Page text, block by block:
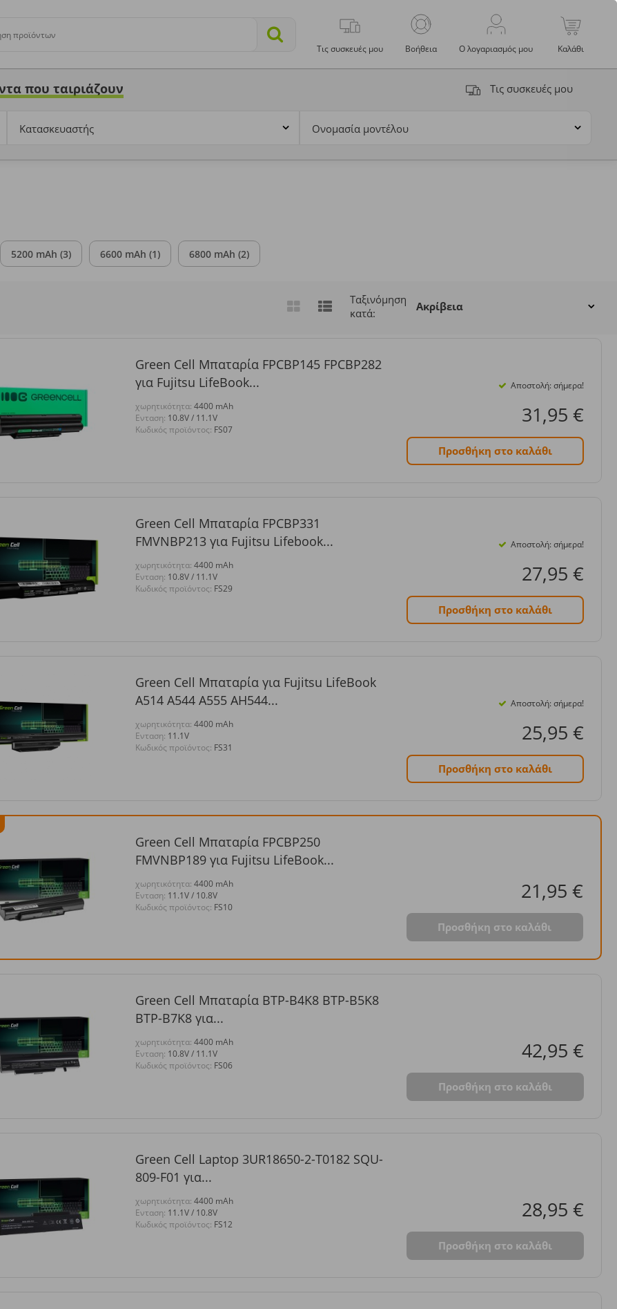
προϊόντων
Τις συσκευές μου
Βοήθεια Ο λογαριασμός μου Καλάθι
που ταιριάζουν Τις συσκευές μου
Κατασκευαστής Ονομασία μοντέλου
5200 mAh (3) 6600 mAh (1) 6800 mAh (2)
Ταξινόμηση
κατά:
Green Cell Μπαταρία FPCBP145 FPCBP282
για Fujitsu LifeBook...
χωρητικότητα: 4400 mAh
Eνταση: 10.8V / 11.1V
Κωδικός προϊόντος: FS07
Αποστολή: σήμερα!
31,95 €
Προσθήκη στο καλάθι
Green Cell Μπαταρία FPCBP331
FMVNBP213 για Fujitsu Lifebook...
χωρητικότητα: 4400 mAh
Eνταση: 10.8V / 11.1V
Κωδικός προϊόντος: FS29
Αποστολή: σήμερα!
27,95 €
Προσθήκη στο καλάθι
Green Cell Μπαταρία για Fujitsu LifeBook
A514 A544 A555 AH544...
χωρητικότητα: 4400 mAh
Eνταση: 11.1V
Κωδικός προϊόντος: FS31
Αποστολή: σήμερα!
25,95 €
Προσθήκη στο καλάθι
Green Cell Μπαταρία FPCBP250
FMVNBP189 για Fujitsu LifeBook...
χωρητικότητα:4400 mAh
Eνταση: 11.1V / 10.8V
Κωδικός προϊόντος: FS10
21,95 €
Προσθήκη στο καλάθι
Green Cell Μπαταρία BTP-B4K8 BTP-B5K8
BTP-B7K8 για...
χωρητικότητα: 4400 mAh
Eνταση: 10.8V / 11.1V
Κωδικός προϊόντος: FS06
42,95 €
Προσθήκη στο καλάθι
Green Cell Laptop 3UR18650-2-T0182 SQU-
809-F01 για...
χωρητικότητα: 4400 mAh
Eνταση: 11.1V / 10.8V
Κωδικός προϊόντος: FS12
28,95 €
Προσθήκη στο καλάθι